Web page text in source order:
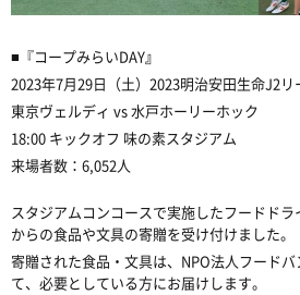
■ 『コープみらいDAY』
2023年7月29日（土） 2023明治安田生命J2リ
東京ヴェルディ vs水戸ホーリーホック
18:00 キックオフ 味の素スタジアム
来場者数： 6,052人
スタジアムコンコースで実施したフードド
からの食品や文具の寄贈を受け付けました。
寄贈された食品・文具は、 NPO法人フードバ
て、必要としている方にお届けします。